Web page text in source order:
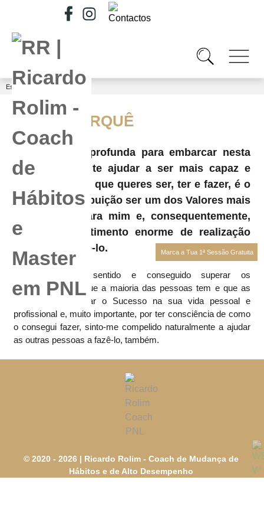
Marca a Tua 1ª Sessão Gratuita
Está em... Quem Sou
O MEU PORQUÊ
A razão mais profunda para embarcar nesta
“aventura” de te ajudar a ser mais capaz e
alcançar aquilo que queres ser, ter e fazer, é o
facto da Contribuição ser um dos Valores mais
importantes para mim e, consequentemente,
tenho um sentimento enorme de realização
pessoal ao fazê-lo.
Por ter vivido, sentido e conseguido superar os
condicionalismos que a maioria das pessoas tem e que as
impede de alcançar o Sucesso na sua vida pessoal e
profissional e, muito importante, por ter consciência de como
o consegui fazer, sinto-me compelido naturalmente a ajudar
as outras pessoas a fazê-lo, também.
© 2020 - 2026 | Ricardo Rolim - Coach de Mudança de
Hábitos e de Alto Desempenho